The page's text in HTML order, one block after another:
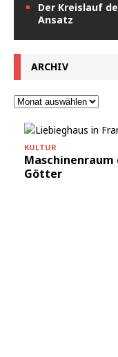
Der Kreislauf
Ansatz
ARCHIV
KULTUR
Maschinenraum
Götter